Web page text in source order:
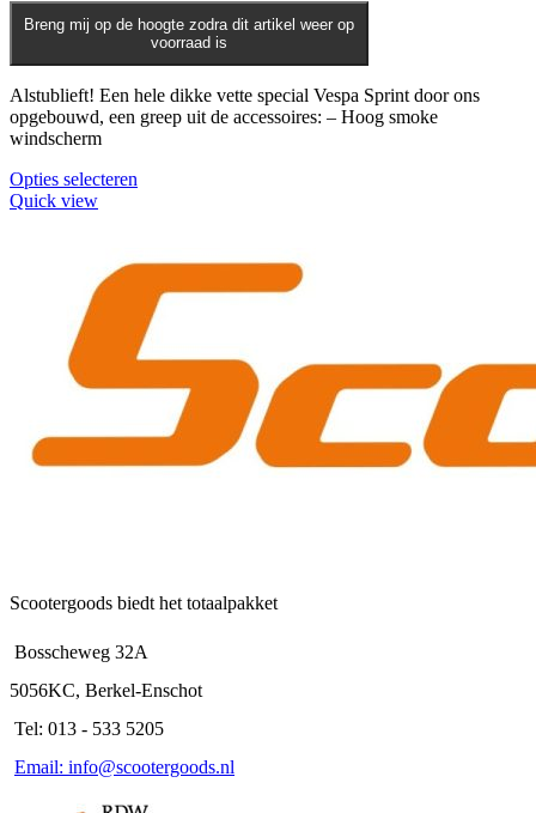
op
de
productpagina
Breng mij op de hoogte zodra dit artikel weer op
voorraad is
Alstublieft! Een hele dikke vette special Vespa Sprint door ons
opgebouwd, een greep uit de accessoires: – Hoog smoke
windscherm
Opties selecteren
Quick view
Scootergoods biedt het totaalpakket
Bosscheweg 32A
5056KC, Berkel-Enschot
Tel: 013 - 533 5205
Email: info@scootergoods.nl